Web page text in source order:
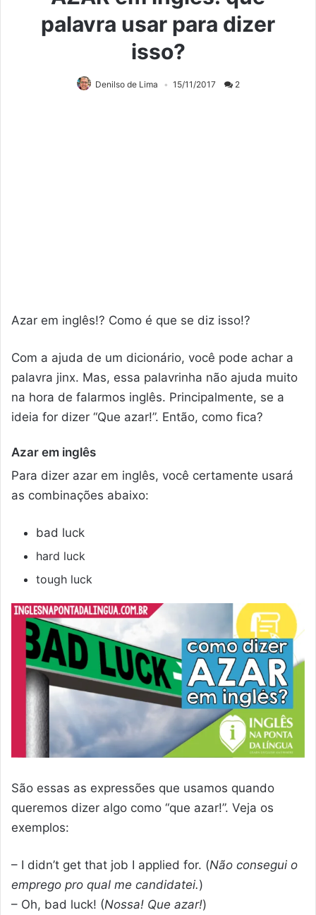
palavra usar para dizer
isso?
Denilso de Lima 15/11/2017 2
Azar em inglês!? Como é que se diz isso!?
Com a ajuda de um dicionário, você pode achar a
palavra jinx. Mas, essa palavrinha não ajuda muito
na hora de falarmos inglês. Principalmente, se a
ideia for dizer “Que azar!”. Então, como fica?
Azar em inglês
Para dizer azar em inglês, você certamente usará
as combinações abaixo:
bad luck
hard luck
tough luck
São essas as expressões que usamos quando
queremos dizer algo como “que azar!”. Veja os
exemplos:
– I didn’t get that job I applied for. (Não consegui o
emprego pro qual me candidatei.)
– Oh, bad luck! (Nossa! Que azar!)